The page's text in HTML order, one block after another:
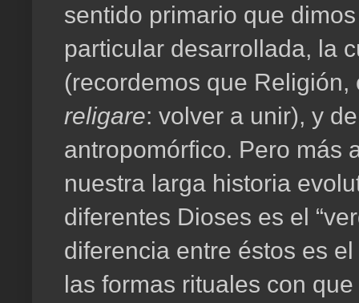
sentido primario que
particular desarrollada, la
(recordemos que
religare: volver a unir), y
antropomórfico. Pero más
nuestra larga historia
diferentes Dioses es el
diferencia entre éstos es
las formas rituales con